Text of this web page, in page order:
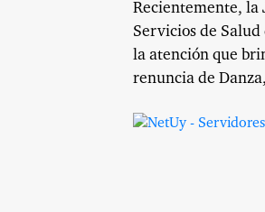
Recientemente, la
Servicios de
la atención que
renuncia de